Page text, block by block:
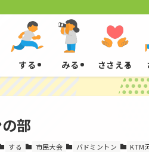
する みる ささえる
部
する 市民大会 バドミントン
KTM